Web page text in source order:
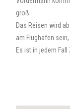
groß.
Das Reisen wird
am Flughafen
Es ist in jedem Fall